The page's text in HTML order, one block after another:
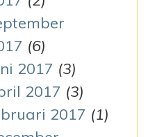
(6)
2017 (3)
2017 (3)
2017 (1)